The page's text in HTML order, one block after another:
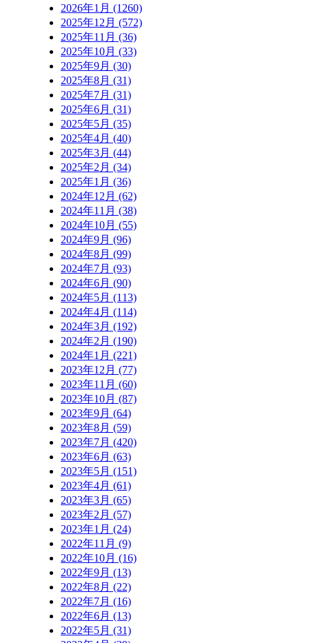
2026年1月 (1260)
2025年12月 (572)
2025年11月 (36)
2025年10月 (33)
2025年9月 (30)
2025年8月 (31)
2025年7月 (31)
2025年6月 (31)
2025年5月 (35)
2025年4月 (40)
2025年3月 (44)
2025年2月 (34)
2025年1月 (36)
2024年12月 (62)
2024年11月 (38)
2024年10月 (55)
2024年9月 (96)
2024年8月 (99)
2024年7月 (93)
2024年6月 (90)
2024年5月 (113)
2024年4月 (114)
2024年3月 (192)
2024年2月 (190)
2024年1月 (221)
2023年12月 (77)
2023年11月 (60)
2023年10月 (87)
2023年9月 (64)
2023年8月 (59)
2023年7月 (420)
2023年6月 (63)
2023年5月 (151)
2023年4月 (61)
2023年3月 (65)
2023年2月 (57)
2023年1月 (24)
2022年11月 (9)
2022年10月 (16)
2022年9月 (13)
2022年8月 (22)
2022年7月 (16)
2022年6月 (13)
2022年5月 (31)